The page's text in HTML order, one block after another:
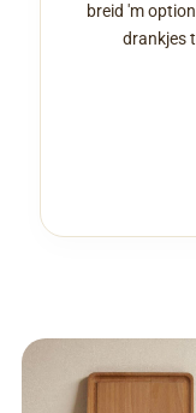
breid 'm
drankjes